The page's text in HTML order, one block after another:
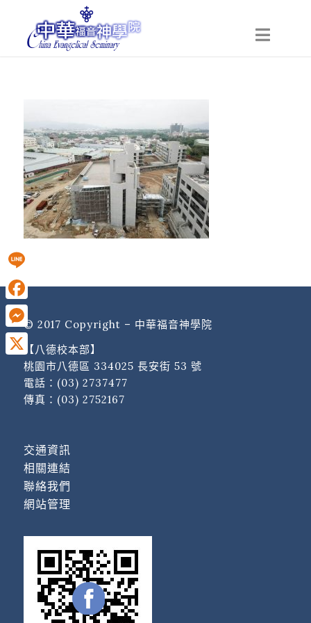
© 2017 Copyright – 中華福音神學院
【八德校本部】
桃園市八德區 334025 長安街 53 號
電話： (03) 2737477
傳真：(03) 2752167
交通資訊
相關連結
聯絡我們
網站管理
Line
Facebook
Messenger